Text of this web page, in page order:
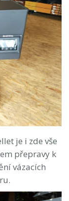
je i zde vše
přepravy k
vázacích